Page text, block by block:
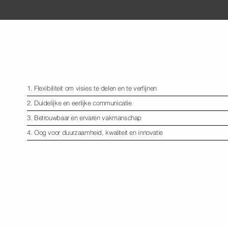
1. Flexibiliteit om visies te delen en te verfijnen
2. Duidelijke en eerlijke communicatie
3. Betrouwbaar en ervaren vakmanschap
4. Oog voor duurzaamheid, kwaliteit en innovatie